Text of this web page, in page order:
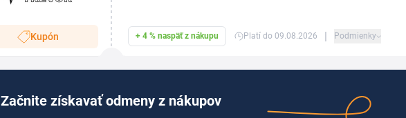
Kupón + 4 % naspäť z nákupu Platí do 09.08.2026 | Podmienky
Začnite získavať odmeny z nákupov